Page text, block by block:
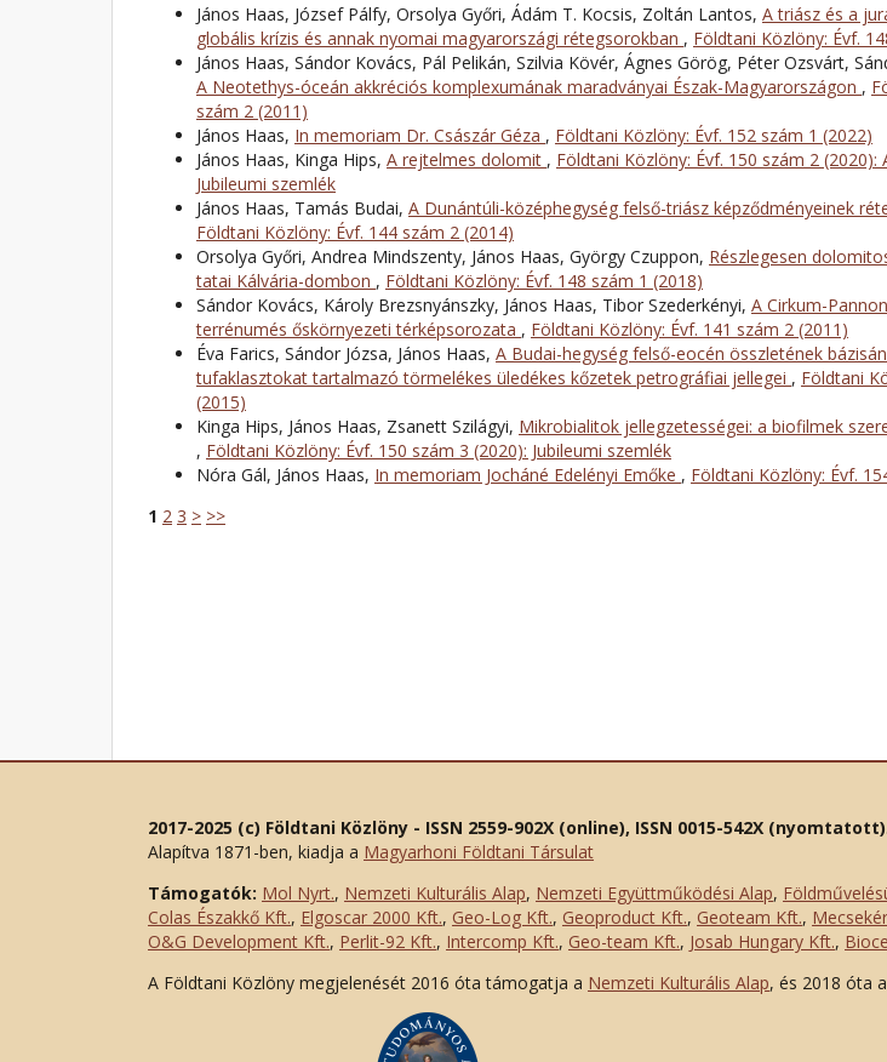
János Haas, József Pálfy, Orsolya Győri, Ádám T. Kocsis, Zoltán Lantos, A triász és a
globális krízis és annak nyomai magyarországi rétegsorokban , Földtani Közlöny: Évf.
János Haas, Sándor Kovács, Pál Pelikán, Szilvia Kövér, Ágnes Görög, Péter Ozsvárt,
A Neotethys-óceán akkréciós komplexumának maradványai Észak-Magyarországon ,
szám 2 (2011)
János Haas, In memoriam Dr. Császár Géza , Földtani Közlöny: Évf. 152 szám 1 (2022)
János Haas, Kinga Hips, A rejtelmes dolomit , Földtani Közlöny: Évf. 150 szám 2 (2020):
Jubileumi szemlék
János Haas, Tamás Budai, A Dunántúli-középhegység felső-triász képződményeinek
Földtani Közlöny: Évf. 144 szám 2 (2014)
Orsolya Győri, Andrea Mindszenty, János Haas, György Czuppon, Részlegesen
tatai Kálvária-dombon , Földtani Közlöny: Évf. 148 szám 1 (2018)
Sándor Kovács, Károly Brezsnyánszky, János Haas, Tibor Szederkényi, A Cirkum-
terrénumés őskörnyezeti térképsorozata , Földtani Közlöny: Évf. 141 szám 2 (2011)
Éva Farics, Sándor Józsa, János Haas, A Budai-hegység felső-eocén összletének
tufaklasztokat tartalmazó törmelékes üledékes kőzetek petrográfiai jellegei , Földtani
(2015)
Kinga Hips, János Haas, Zsanett Szilágyi, Mikrobialitok jellegzetességei: a biofilmek
, Földtani Közlöny: Évf. 150 szám 3 (2020): Jubileumi szemlék
Nóra Gál, János Haas, In memoriam Jocháné Edelényi Emőke , Földtani Közlöny: Évf.
1 2 3 > >>
2017-2025 (c) Földtani Közlöny - ISSN 2559-902X (online), ISSN 0015-542X (nyomtatott)
Alapítva 1871-ben, kiadja a Magyarhoni Földtani Társulat
Támogatók: Mol Nyrt., Nemzeti Kulturális Alap, Nemzeti Együttműködési Alap,
Colas Északkő Kft., Elgoscar 2000 Kft., Geo-Log Kft., Geoproduct Kft., Geoteam Kft.,
O&G Development Kft., Perlit-92 Kft., Intercomp Kft., Geo-team Kft., Josab Hungary Kft.,
A Földtani Közlöny megjelenését 2016 óta támogatja a Nemzeti Kulturális Alap, és 2018 óta